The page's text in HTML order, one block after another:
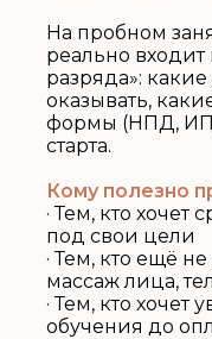
На пробном
реально
разряда»:
оказывать,
формы (НПД,
старта.
Кому полезно
· Тем, кто хочет
под свои цели
· Тем, кто ещё
массаж лица,
· Тем, кто
обучения до